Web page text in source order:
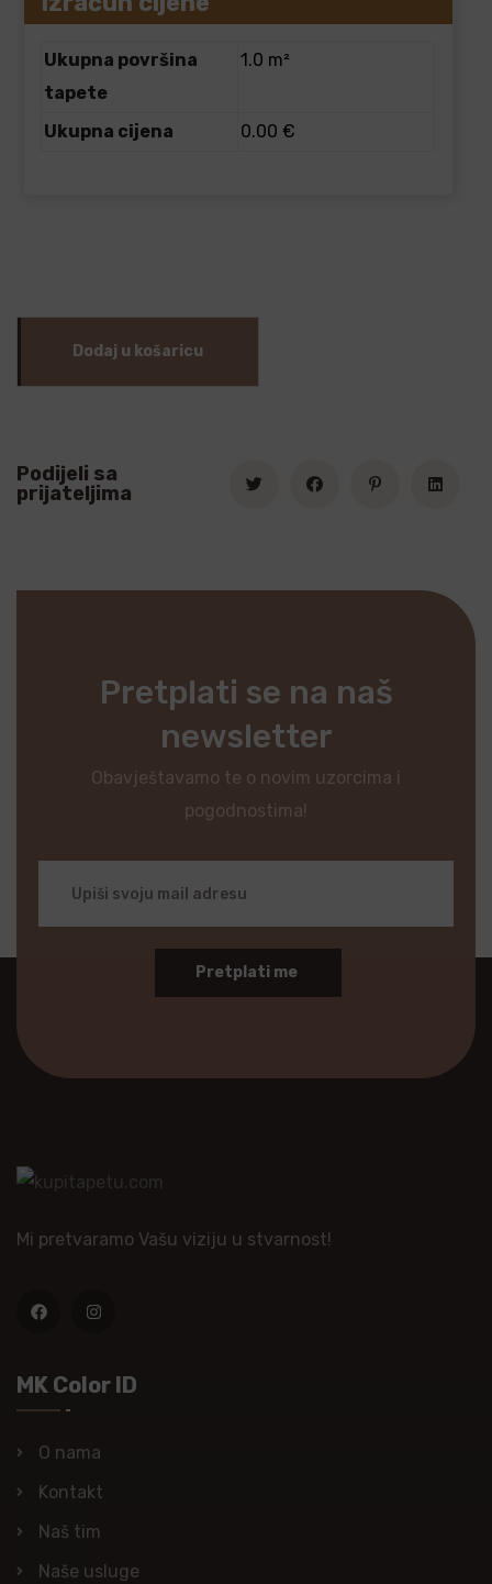
Ukupna površina
tapete
1.0 m²
Ukupna cijena 0.00 €
Dodaj u košaricu
Podijeli sa
prijateljima
Pretplati se na naš
newsletter
Obavještavamo te o novim uzorcima i
pogodnostima!
Pretplati me
Mi pretvaramo Vašu viziju u stvarnost!
MK Color ID
O nama
Kontakt
Naš tim
Naše usluge